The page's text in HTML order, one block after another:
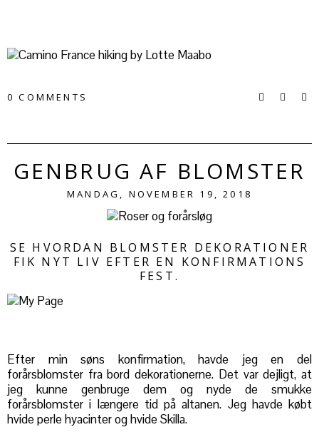
0 COMMENTS
GENBRUG AF BLOMSTER
MANDAG, NOVEMBER 19, 2018
SE HVORDAN BLOMSTER DEKORATIONER
FIK NYT LIV EFTER EN KONFIRMATIONS
FEST.
Efter min søns konfirmation, havde jeg en del
forårsblomster fra bord dekorationerne. Det var dejligt, at
jeg kunne genbruge dem og nyde de smukke
forårsblomster i længere tid på altanen. Jeg havde købt
hvide perle hyacinter og hvide Skilla.